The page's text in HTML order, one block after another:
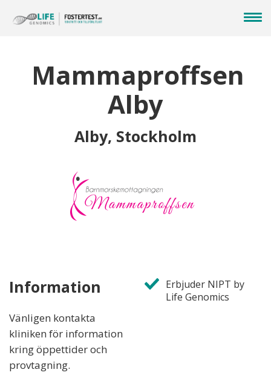
Mammaproffsen
Alby
Alby, Stockholm
Information
Vänligen kontakta
kliniken för information
kring öppettider och
provtagning.
Erbjuder NIPT by
Life Genomics